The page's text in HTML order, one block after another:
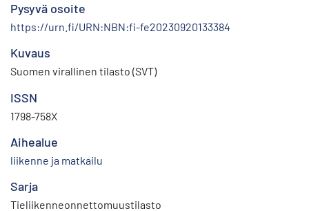
Pysyvä osoite
https://urn.fi/URN:NBN:fi-fe20230920133384
Kuvaus
Suomen virallinen tilasto (SVT)
ISSN
1798-758X
Aihealue
liikenne ja matkailu
Sarja
Tieliikenneonnettomuustilasto